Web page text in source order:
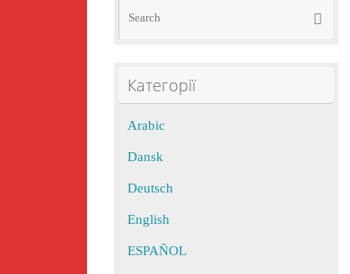
Search
Категорії
Arabic
Dansk
Deutsch
English
ESPAÑOL